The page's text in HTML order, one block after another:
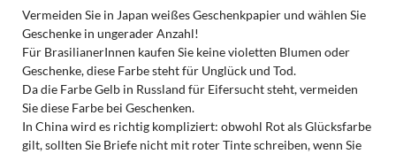
Vermeiden Sie in Japan weißes Geschenkpapier und wählen Sie
Geschenke in ungerader Anzahl!
Für BrasilianerInnen kaufen Sie keine violetten Blumen oder
Geschenke, diese Farbe steht für Unglück und Tod.
Da die Farbe Gelb in Russland für Eifersucht steht, vermeiden
Sie diese Farbe bei Geschenken.
In China wird es richtig kompliziert: obwohl Rot als Glücksfarbe
gilt, sollten Sie Briefe nicht mit roter Tinte schreiben, wenn Sie